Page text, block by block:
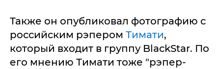
Также он опубликовал фотографию с
российским рэпером Тимати,
который входит в группу BlackStar. По
его мнению Тимати тоже "рэпер-